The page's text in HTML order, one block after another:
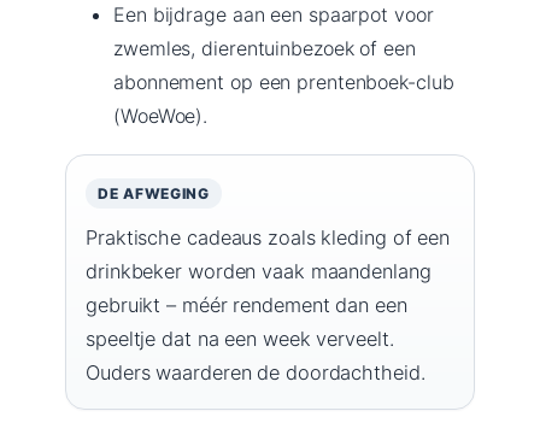
Een bijdrage aan een spaarpot voor
zwemles, dierentuinbezoek of een
abonnement op een prentenboek-club
(WoeWoe).
DE AFWEGING
Praktische cadeaus zoals kleding of een
drinkbeker worden vaak maandenlang
gebruikt – méér rendement dan een
speeltje dat na een week verveelt.
Ouders waarderen de doordachtheid.